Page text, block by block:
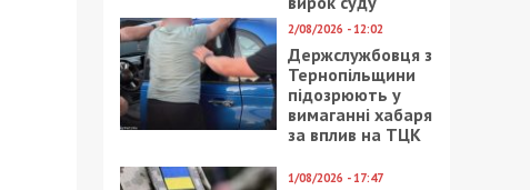
2/08/2026 - 12:02
Держслужбовця з
Тернопільщини
підозрюють у
вимаганні хабаря
за вплив на ТЦК
1/08/2026 - 17:47